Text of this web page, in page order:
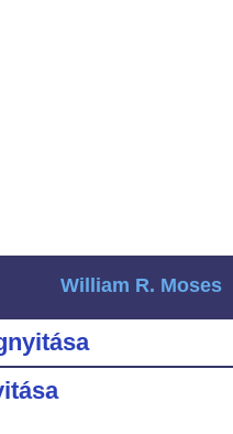
William R. Moses